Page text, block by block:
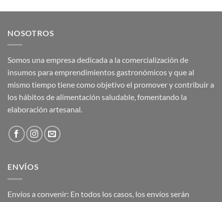
NOSOTROS
Somos una empresa dedicada a la comercialización de
insumos para emprendimientos gastronómicos y que al
mismo tiempo tiene como objetivo el promover y contribuir a
los hábitos de alimentación saludable, fomentando la
elaboración artesanal.
ENVÍOS
Envíos a convenir: En todos los casos, los envíos serán